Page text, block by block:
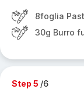
8foglia
30g Burro
Step 5 /6